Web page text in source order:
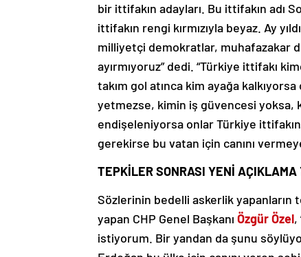
bir ittifakın adayları. Bu ittifakın adı
ittifakın rengi kırmızıyla beyaz. Ay
milliyetçi demokratlar, muhafazakar
ayırmıyoruz” dedi. “Türkiye ittifakı
takım gol atınca kim ayağa
yetmezse, kimin iş güvencesi yoksa,
endişeleniyorsa onlar Türkiye
gerekirse bu vatan için canını
TEPKİLER SONRASI YENİ AÇIKLAMA
Sözlerinin bedelli askerlik yapanların
yapan CHP Genel Başkanı Özgür Özel,
istiyorum. Bir yandan da şunu